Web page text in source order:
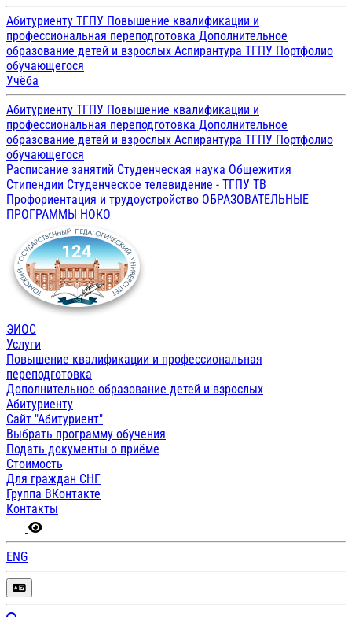
Абитуриенту ТГПУ Повышение квалификации и
профессиональная переподготовка Дополнительное
образование детей и взрослых Аспирантура ТГПУ Портфолио
обучающегося
Учёба
Абитуриенту ТГПУ Повышение квалификации и
профессиональная переподготовка Дополнительное
образование детей и взрослых Аспирантура ТГПУ Портфолио
обучающегося
Расписание занятий Студенческая наука Общежития
Стипендии Студенческое телевидение - ТГПУ ТВ
Профориентация и трудоустройство ОБРАЗОВАТЕЛЬНЫЕ
ПРОГРАММЫ НОКО
ЭИОС
Услуги
Повышение квалификации и профессиональная
переподготовка
Дополнительное образование детей и взрослых
Абитуриенту
Сайт "Абитуриент"
Выбрать программу обучения
Подать документы о приёме
Стоимость
Для граждан СНГ
Группа ВКонтакте
Контакты
ENG